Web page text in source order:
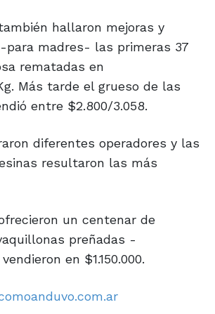
hallaron mejoras y
para madres- las primeras 37
rematadas en
Más tarde el grueso de las
entre $2.800/3.058.
diferentes operadores y las
resultaron las más
un centenar de
preñadas -
en $1.150.000.